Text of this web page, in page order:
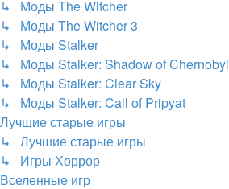
↳ Моды The Witcher
↳ Моды The Witcher 3
↳ Моды Stalker
↳ Моды Stalker: Shadow of Chernobyl
↳ Моды Stalker: Clear Sky
↳ Моды Stalker: Call of Pripyat
Лучшие старые игры
↳ Лучшие старые игры
↳ Игры Хоррор
Вселенные игр